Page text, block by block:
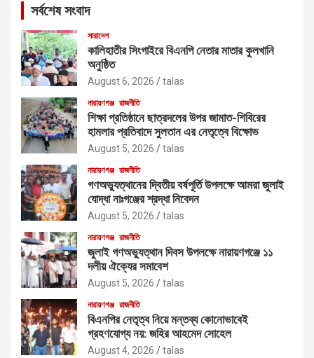
সর্বশেষ সংবাদ
সারাদেশ
কালিহাতীর সিংগাইরে বিএনপি নেতার মাতার কুলখানি
অনুষ্ঠিত
August 6, 2026 talas
নারায়ণগঞ্জ রাজনীতি
শিক্ষা প্রতিষ্ঠানে ছাত্রদলের উপর জামাত-শিবিরের
হামলার প্রতিবাদে সুলতান এর নেতৃত্বে বিক্ষোভ
August 5, 2026 talas
নারায়ণগঞ্জ রাজনীতি
গণঅভ্যুত্থানের দ্বিতীয় বর্ষপূর্তি উপলক্ষে আমরা জুলাই
যোদ্ধা নাঃগঞ্জের শ্রদ্ধা নিবেদন
August 5, 2026 talas
নারায়ণগঞ্জ রাজনীতি
জুলাই গণঅভ্যুত্থান দিবস উপলক্ষে নারায়ণগঞ্জে ১১
দলীয় ঐক্যের সমাবেশ
August 5, 2026 talas
নারায়ণগঞ্জ রাজনীতি
বিএনপির নেতৃত্ব নিয়ে মন্তব্য কোনোভাবেই
গ্রহণযোগ্য নয়: জহির আহমেদ সোহেল
August 4, 2026 talas